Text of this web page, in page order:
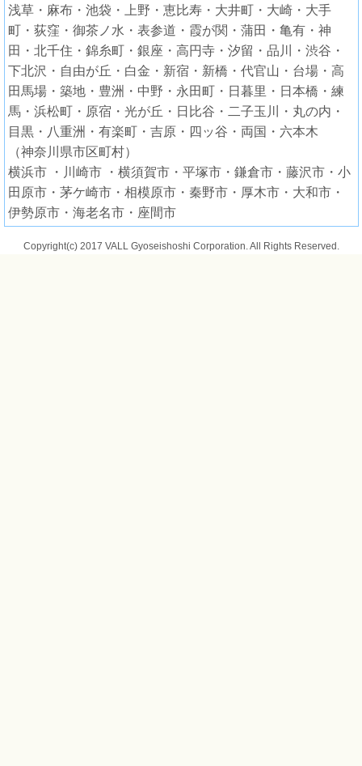
浅草・麻布・池袋・上野・恵比寿・大井町・大崎・大手
町・荻窪・御茶ノ水・表参道・霞が関・蒲田・亀有・神
田・北千住・錦糸町・銀座・高円寺・汐留・品川・渋谷・
下北沢・自由が丘・白金・新宿・新橋・代官山・台場・高
田馬場・築地・豊洲・中野・永田町・日暮里・日本橋・練
馬・浜松町・原宿・光が丘・日比谷・二子玉川・丸の内・
目黒・八重洲・有楽町・吉原・四ッ谷・両国・六本木
（神奈川県市区町村）
横浜市 ・川崎市 ・横須賀市・平塚市・鎌倉市・藤沢市・小
田原市・茅ケ崎市・相模原市・秦野市・厚木市・大和市・
伊勢原市・海老名市・座間市
Copyright(c) 2017 VALL Gyoseishoshi Corporation. All Rights Reserved.